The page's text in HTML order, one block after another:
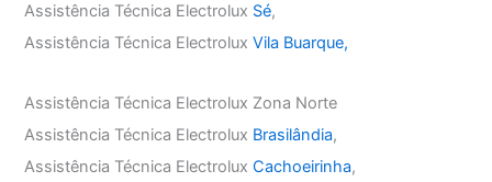
Assistência Técnica Electrolux Sé,
Assistência Técnica ElectroluxVila Buarque,
Assistência Técnica Electrolux Zona Norte
Assistência Técnica Electrolux Brasilândia,
Assistência Técnica ElectroluxCachoeirinha,